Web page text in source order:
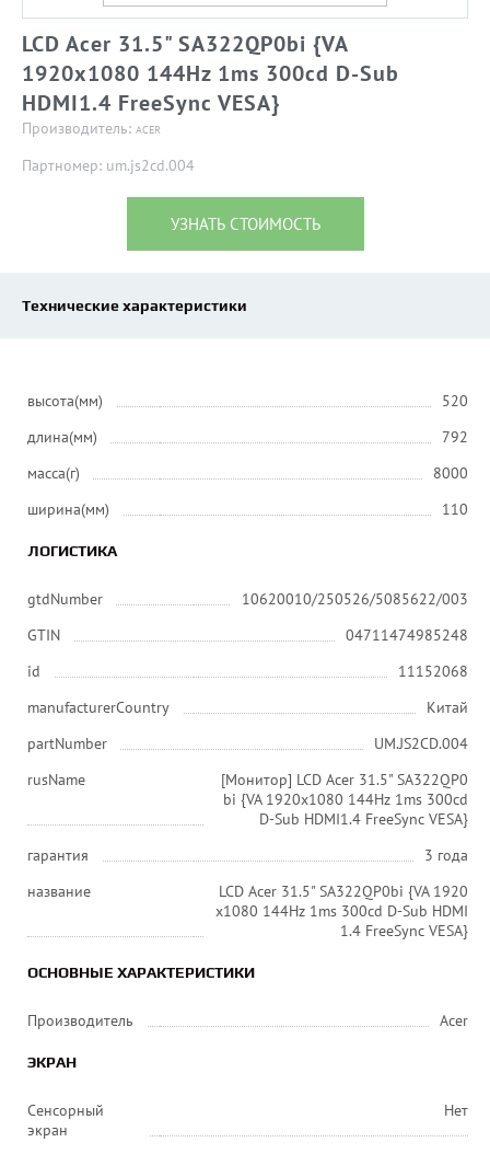
LCD Acer 31.5" SA322QP0bi {VA
1920x1080 144Hz 1ms 300cd D-Sub
HDMI1.4 FreeSync VESA}
Производитель: ACER
Партномер: um.js2cd.004
УЗНАТЬ СТОИМОСТЬ
Технические характеристики
высота(мм)
520
длина(мм)
792
масса(г)
8000
ширина(мм)
110
ЛОГИСТИКА
gtdNumber
10620010/250526/5085622/003
GTIN
04711474985248
id
11152068
manufacturerCountry
Китай
partNumber
UM.JS2CD.004
rusName
[Монитор] LCD Acer 31.5" SA322QP0
bi {VA 1920x1080 144Hz 1ms 300cd
D-Sub HDMI1.4 FreeSync VESA}
гарантия
3 года
название
LCD Acer 31.5" SA322QP0bi {VA 1920
x1080 144Hz 1ms 300cd D-Sub HDMI
1.4 FreeSync VESA}
ОСНОВНЫЕ ХАРАКТЕРИСТИКИ
Производитель Acer
ЭКРАН
Сенсорный
экран
Нет